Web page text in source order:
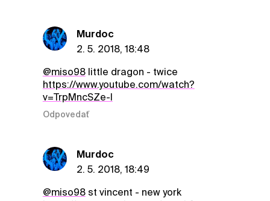
Murdoc
2. 5. 2018, 18:48
@miso98little dragon - twice
https://www.youtube.com/watch?
v=TrpMncSZe-I
Odpovedať
Murdoc
2. 5. 2018, 18:49
@miso98st vincent - new york